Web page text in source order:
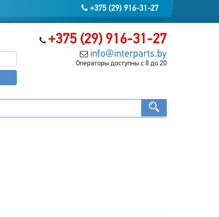
+375 (29) 916-31-27
+375 (29) 916-31-27
info@interparts.by
Операторы доступны с 8 до 20